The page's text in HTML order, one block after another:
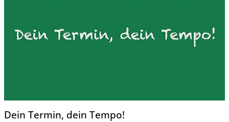
Dein Termin, dein Tempo!